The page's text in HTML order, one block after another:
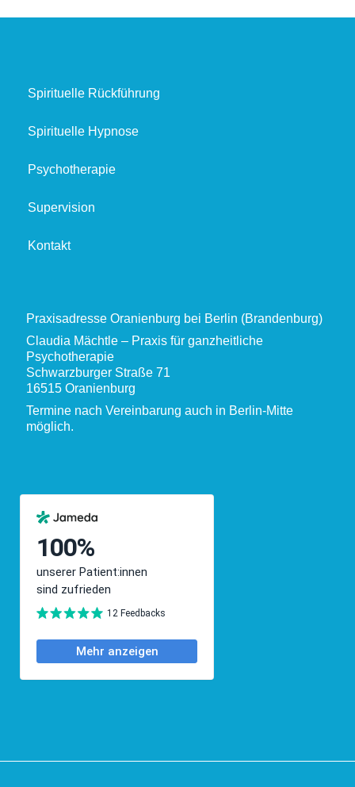
Spirituelle Rückführung
Spirituelle Hypnose
Psychotherapie
Supervision
Kontakt
Praxisadresse Oranienburg bei Berlin (Brandenburg)
Claudia Mächtle – Praxis für ganzheitliche
Psychotherapie
Schwarzburger Straße 71
16515 Oranienburg
Termine nach Vereinbarung auch in Berlin-Mitte
möglich.